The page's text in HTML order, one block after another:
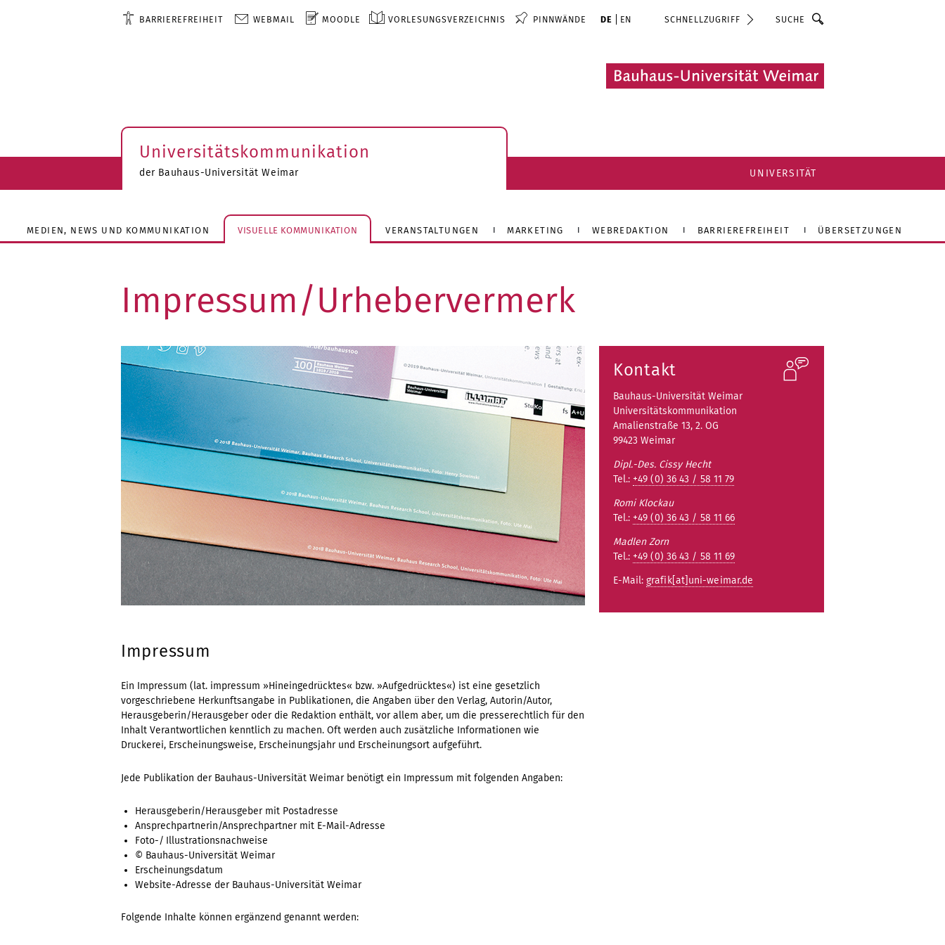
BARRIEREFREIHEIT WEBMAIL MOODLE VORLESUNGSVERZEICHNIS PINNWÄNDE DE EN SCHNELLZUGRIFF Suche
Universitätskommunikation
der Bauhaus-Universität Weimar UNIVERSITÄT
MEDIEN, NEWS UND KOMMUNIKATION VISUELLE KOMMUNIKATION VERANSTALTUNGEN MARKETING WEBREDAKTION BARRIEREFREIHEIT ÜBERSETZUNGEN
Impressum/Urhebervermerk
Impressum
Ein Impressum (lat. impressum »Hineingedrücktes« bzw. »Aufgedrücktes«) ist eine gesetzlich
vorgeschriebene Herkunftsangabe in Publikationen, die Angaben über den Verlag, Autorin/Autor,
Herausgeberin/Herausgeber oder die Redaktion enthält, vor allem aber, um die presserechtlich für den
Inhalt Verantwortlichen kenntlich zu machen. Oft werden auch zusätzliche Informationen wie
Druckerei, Erscheinungsweise, Erscheinungsjahr und Erscheinungsort aufgeführt.
Jede Publikation der Bauhaus-Universität Weimar benötigt ein Impressum mit folgenden Angaben:
Herausgeberin/Herausgeber mit Postadresse
Ansprechpartnerin/Ansprechpartner mit E-Mail-Adresse
Foto-/ Illustrationsnachweise
© Bauhaus-Universität Weimar
Erscheinungsdatum
Website-Adresse der Bauhaus-Universität Weimar
Folgende Inhalte können ergänzend genannt werden:
Kontakt
Bauhaus-Universität Weimar
Universitätskommunikation
Amalienstraße 13, 2. OG
99423 Weimar
Dipl.-Des. Cissy Hecht
Tel.: +49 (0) 36 43 / 58 11 79
Romi Klockau
Tel.: +49 (0) 36 43 / 58 11 66
Madlen Zorn
Tel.: +49 (0) 36 43 / 58 11 69
E-Mail: grafik[at]uni-weimar.de